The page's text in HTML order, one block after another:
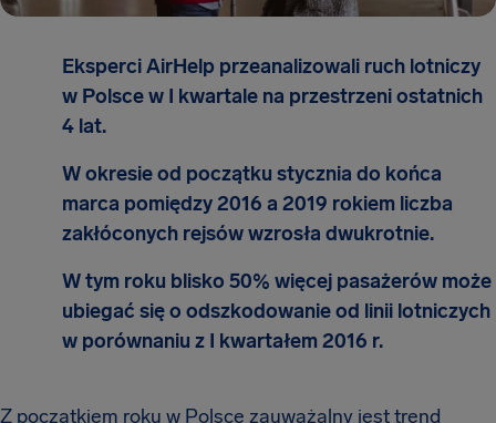
Eksperci AirHelp przeanalizowali ruch lotniczy
w Polsce w I kwartale na przestrzeni ostatnich
4 lat.
W okresie od początku stycznia do końca
marca pomiędzy 2016 a 2019 rokiem liczba
zakłóconych rejsów wzrosła dwukrotnie.
W tym roku blisko 50% więcej pasażerów może
ubiegać się o odszkodowanie od linii lotniczych
w porównaniu z I kwartałem 2016 r.
Z początkiem roku w Polsce zauważalny jest trend